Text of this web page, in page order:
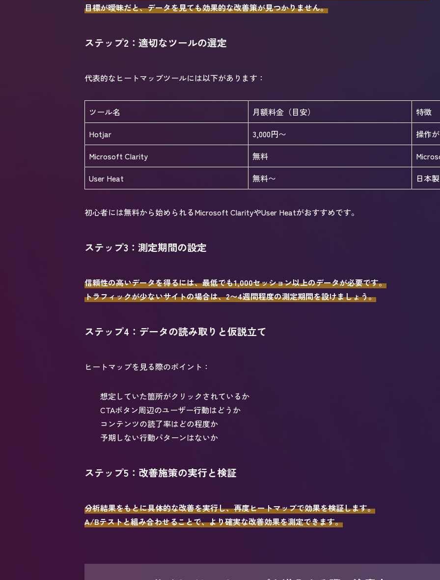
目標が曖昧だと、データを見ても効果的な改善策が見つかりません。
ステップ2：適切なツールの選定
代表的なヒートマップツールには以下があります：
ツール名 月額料金（目安）
特徴
Hotjar
3,000円〜
操作
Microsoft Clarity
無料
User Heat
無料〜 日本
初心者には無料から始められるMicrosoft ClarityやUser Heatがおすすめです。
ステップ3：測定期間の設定
信頼性の高いデータを得るには、最低でも1,000セッション以上のデータが必要です。
トラフィックが少ないサイトの場合は、2〜4週間程度の測定期間を設けましょう。
ステップ4：データの読み取りと仮説立て
ヒートマップを見る際のポイント：
想定していた箇所がクリックされているか
CTAボタン周辺のユーザー行動はどうか
コンテンツの読了率はどの程度か
予期しない行動パターンはないか
ステップ5：改善施策の実行と検証
分析結果をもとに具体的な改善を実行し、再度ヒートマップで効果を検証します。
A/Bテストと組み合わせることで、より確実な改善効果を測定できます。